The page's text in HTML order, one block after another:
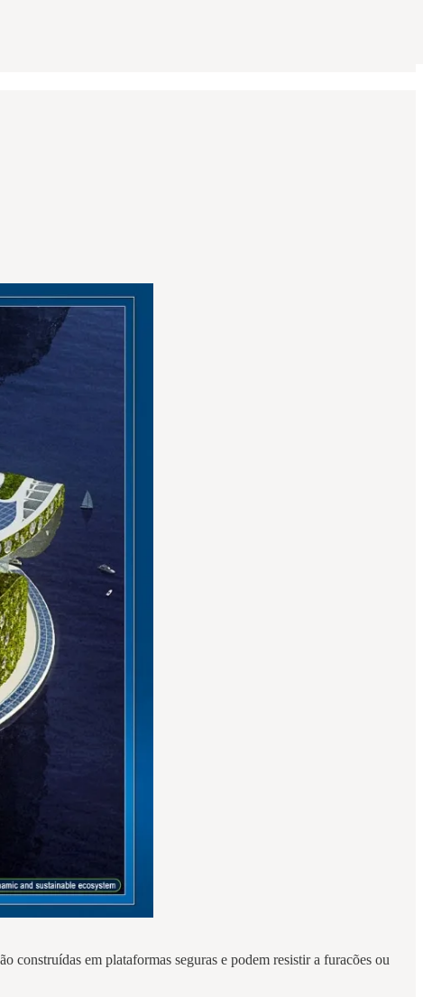
construídas em plataformas seguras e podem resistir a furacões ou